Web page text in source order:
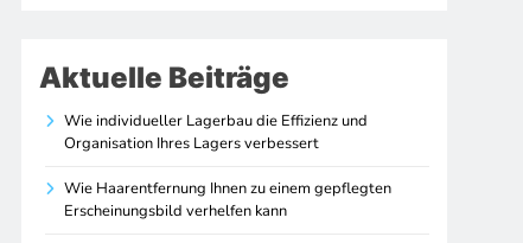
Aktuelle Beiträge
Wie individueller Lagerbau die Effizienz und
Organisation Ihres Lagers verbessert
Wie Haarentfernung Ihnen zu einem gepflegten
Erscheinungsbild verhelfen kann